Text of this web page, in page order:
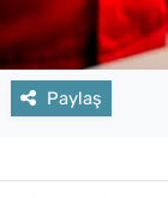
Paylaş